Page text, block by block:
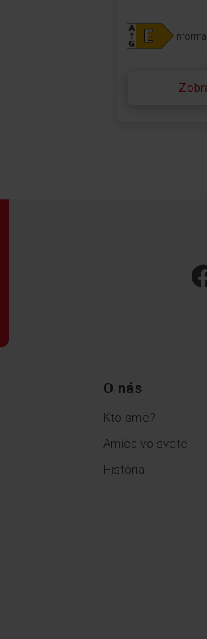
O nás
Kto sme?
Amica vo svete
História